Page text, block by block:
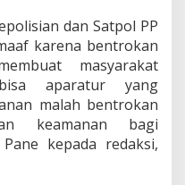
dan Satpol PP
karena bentrokan
masyarakat
aparatur yang
malah bentrokan
keamanan bagi
kepada redaksi,